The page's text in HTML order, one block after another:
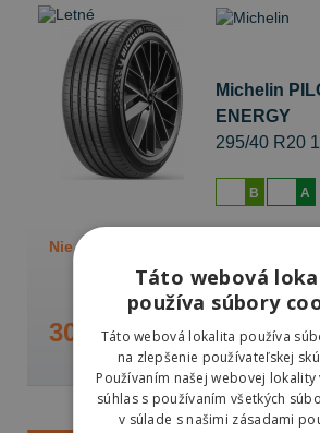
Michelin
ENERGY
295/40 R20
B A
Nie je skladom
308,21 €
Táto webová
používa súbory
Táto webová lokalita používa
na zlepšenie používateľskej
Používaním našej webovej
súhlas s používaním všetkých
v súlade s našimi zásadami